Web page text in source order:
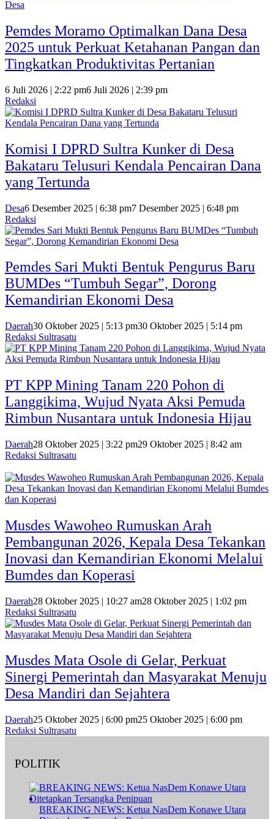
Desa
Pemdes Moramo Optimalkan Dana Desa
2025 untuk Perkuat Ketahanan Pangan dan
Tingkatkan Produktivitas Pertanian
6 Juli 2026 | 2:22 pm6 Juli 2026 | 2:39 pm
Redaksi
Komisi I DPRD Sultra Kunker di Desa
Bakataru Telusuri Kendala Pencairan Dana
yang Tertunda
Desa6 Desember 2025 | 6:38 pm7 Desember 2025 | 6:48 pm
Redaksi
Pemdes Sari Mukti Bentuk Pengurus Baru
BUMDes “Tumbuh Segar”, Dorong
Kemandirian Ekonomi Desa
Daerah30 Oktober 2025 | 5:13 pm30 Oktober 2025 | 5:14 pm
Redaksi Sultrasatu
PT KPP Mining Tanam 220 Pohon di
Langgikima, Wujud Nyata Aksi Pemuda
Rimbun Nusantara untuk Indonesia Hijau
Daerah28 Oktober 2025 | 3:22 pm29 Oktober 2025 | 8:42 am
Redaksi Sultrasatu
Musdes Wawoheo Rumuskan Arah
Pembangunan 2026, Kepala Desa Tekankan
Inovasi dan Kemandirian Ekonomi Melalui
Bumdes dan Koperasi
Daerah28 Oktober 2025 | 10:27 am28 Oktober 2025 | 1:02 pm
Redaksi Sultrasatu
Musdes Mata Osole di Gelar, Perkuat
Sinergi Pemerintah dan Masyarakat Menuju
Desa Mandiri dan Sejahtera
Daerah25 Oktober 2025 | 6:00 pm25 Oktober 2025 | 6:00 pm
Redaksi Sultrasatu
POLITIK
BREAKING NEWS: Ketua NasDem Konawe Utara